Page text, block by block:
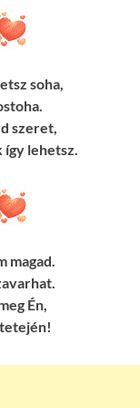
soha,
szeret,
lehetsz.
magad.
Én,